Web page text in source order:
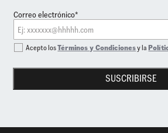
Correo electrónico*
SUSCRIBIRSE
Acepto losTérminos y Condicionesy la